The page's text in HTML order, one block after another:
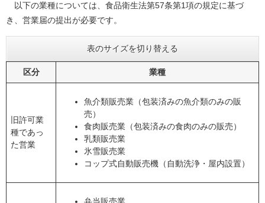
以下の業種については、食品衛生法第57条第1項の規定に基づ
き、営業届の提出が必要です。
表のサイズを切り替える
区分 業種
旧許可業
種であっ
た営業
魚介類販売業（包装済みの魚介類のみの販
売）
食肉販売業（包装済みの食肉のみの販売）
乳類販売業
氷雪販売業
コップ式自動販売機（自動洗浄・屋内設置）